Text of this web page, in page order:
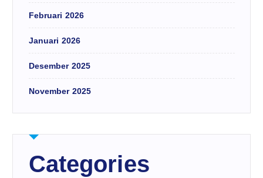
Februari 2026
Januari 2026
Desember 2025
November 2025
Categories